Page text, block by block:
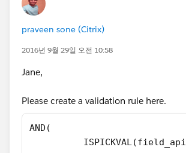
praveen sone (Citrix)
2016년 9월 29일 오전 10:58
Jane,
Please create a validation rule here.
AND(